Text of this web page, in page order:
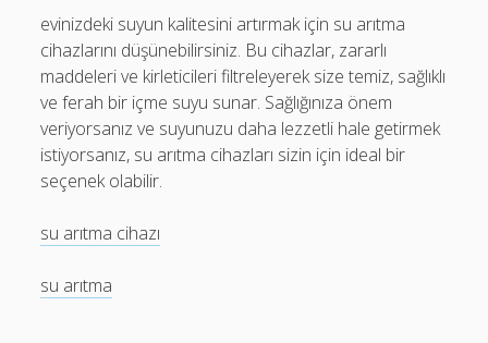
evinizdeki suyun kalitesini artırmak için su arıtma
cihazlarını düşünebilirsiniz. Bu cihazlar, zararlı
maddeleri ve kirleticileri filtreleyerek size temiz, sağlıklı
ve ferah bir içme suyu sunar. Sağlığınıza önem
veriyorsanız ve suyunuzu daha lezzetli hale getirmek
istiyorsanız, su arıtma cihazları sizin için ideal bir
seçenek olabilir.
su arıtma cihazı
su arıtma